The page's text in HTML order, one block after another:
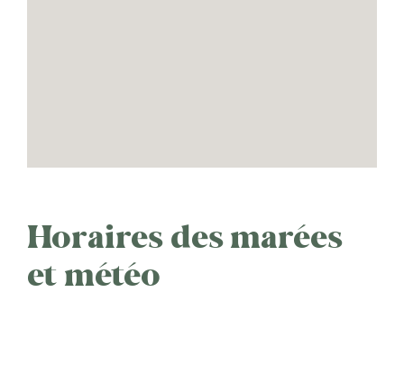
Horaires des marées
et météo